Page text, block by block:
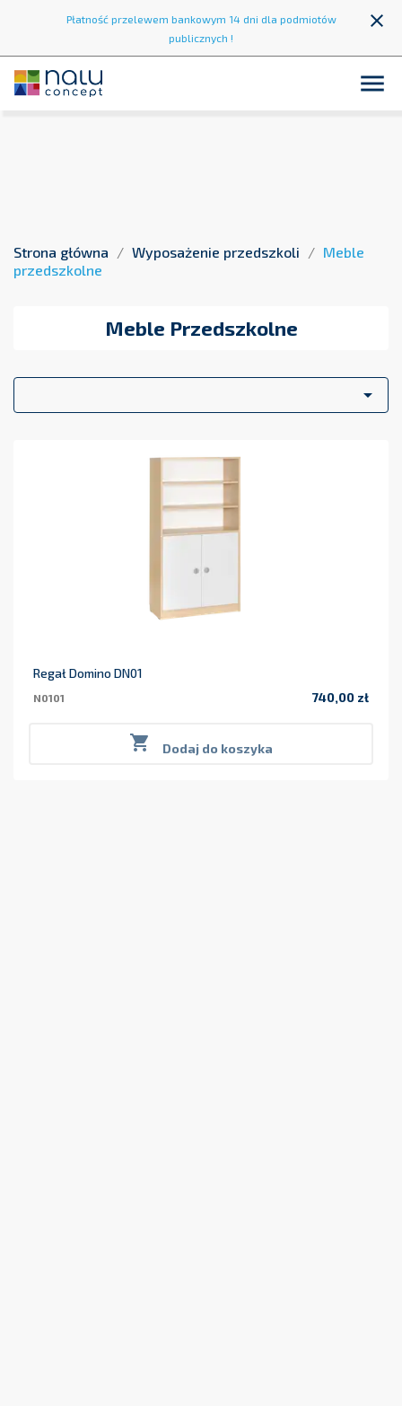
Płatność przelewem bankowym 14 dni dla podmiotów
publicznych !
close

Meble przedszkolne
Strona główna Wyposażenie przedszkoli
Meble
przedszkolne
Meble Przedszkolne

Regał Domino DN01
N0101 740,00 zł
 Dodaj do koszyka